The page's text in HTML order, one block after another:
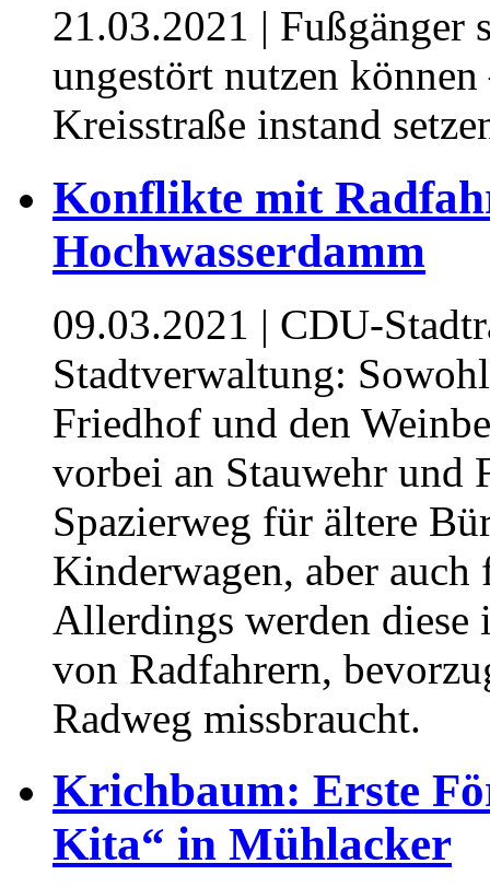
21.03.2021 | Fußgänger
ungestört nutzen
Kreisstraße instand
Konflikte mit
Hochwasserdamm
09.03.2021 | CDU-
Stadtverwaltung:
Friedhof und den
vorbei an Stauwehr und
Spazierweg für ältere
Kinderwagen, aber
Allerdings werden
von Radfahrern,
Radweg missbraucht.
Krichbaum: Erste
Kita“ in Mühlacker